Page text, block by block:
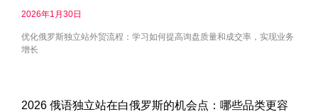
2026年1月30日
优化俄罗斯独立站外贸流程：学习如何提高询盘质量和成交率，实现业务
增长
2026 俄语独立站在白俄罗斯的机会点：哪些品类更容